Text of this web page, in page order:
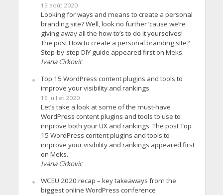
15 août 2020
Looking for ways and means to create a personal
branding site? Well, look no further ’cause we’re
giving away all the how-to’s to do it yourselves!
The post How to create a personal branding site?
Step-by-step DIY guide appeared first on Meks.
Ivana Cirkovic
Top 15 WordPress content plugins and tools to
improve your visibility and rankings
16 juillet 2020
Let’s take a look at some of the must-have
WordPress content plugins and tools to use to
improve both your UX and rankings. The post Top
15 WordPress content plugins and tools to
improve your visibility and rankings appeared first
on Meks.
Ivana Cirkovic
WCEU 2020 recap – key takeaways from the
biggest online WordPress conference